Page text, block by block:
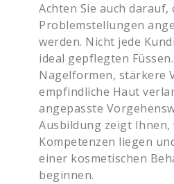
Achten Sie auch darauf,
Problemstellungen
werden. Nicht jede
ideal gepflegten
Nagelformen, stärkere
empfindliche Haut
angepasste
Ausbildung zeigt Ihnen,
Kompetenzen liegen
einer kosmetischen
beginnen.